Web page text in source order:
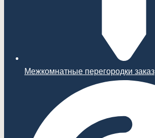
Межкомнатные перегородки заказ